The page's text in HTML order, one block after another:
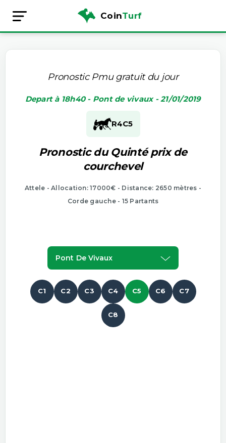
CoinTurf
Pronostic Pmu gratuit du jour
Depart à 18h40 - Pont de vivaux - 21/01/2019
R4C5
Pronostic du Quinté prix de
courchevel
Attele - Allocation: 17000€ - Distance: 2650 mètres -
Corde gauche - 15 Partants
Pont De Vivaux
C1 C2 C3 C4 C5 C6 C7
C8